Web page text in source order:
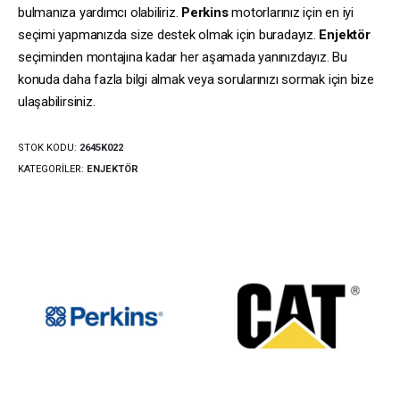
bulmanıza yardımcı olabiliriz. Perkinsmotorlarınız için en iyi
seçimi yapmanızda size destek olmak için buradayız. Enjektör
seçiminden montajına kadar her aşamada yanınızdayız. Bu
konuda daha fazla bilgi almak veya sorularınızı sormak için bize
ulaşabilirsiniz.
STOK KODU: 2645K022
KATEGORILER: ENJEKTÖR